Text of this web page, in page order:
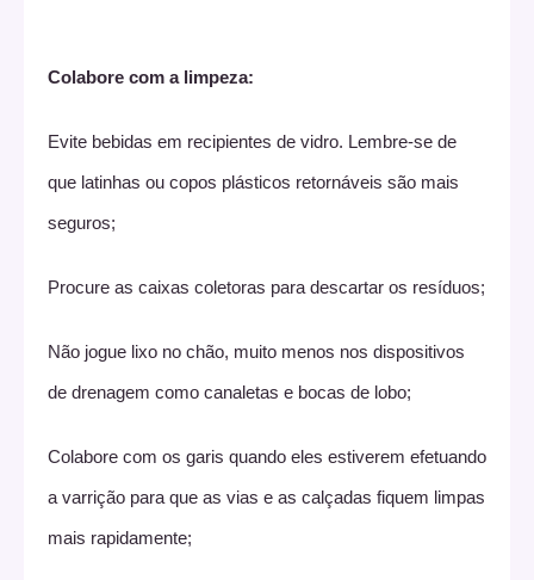
Colabore com a limpeza:
Evite bebidas em recipientes de vidro. Lembre-se de
que latinhas ou copos plásticos retornáveis são mais
seguros;
Procure as caixas coletoras para descartar os resíduos;
Não jogue lixo no chão, muito menos nos dispositivos
de drenagem como canaletas e bocas de lobo;
Colabore com os garis quando eles estiverem efetuando
a varrição para que as vias e as calçadas fiquem limpas
mais rapidamente;